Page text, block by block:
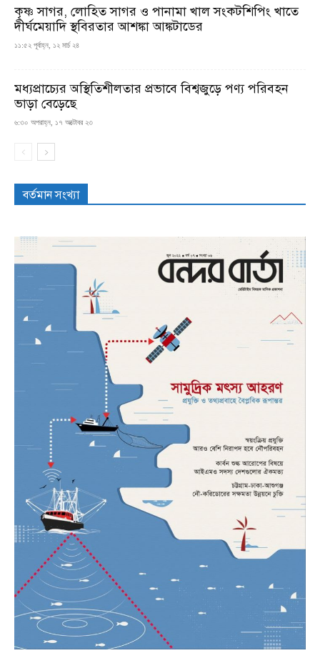
কৃষ্ণ সাগর, লোহিত সাগর ও পানামা খাল সংকটশিপিং খাতে
দীর্ঘমেয়াদি স্থবিরতার আশঙ্কা আঙ্কটাডের
১১:৫২ পূর্বাহ্ন, ১২ মার্চ ২৪
মধ্যপ্রাচ্যের অস্থিতিশীলতার প্রভাবে বিশ্বজুড়ে পণ্য পরিবহন
ভাড়া বেড়েছে
৬:৩০ অপরাহ্ন, ১৭ অক্টোবর ২৩
বর্তমান সংখ্যা